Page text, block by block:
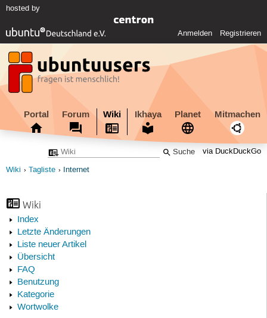
hosted by
Anmelden Registrieren
Portal Forum Wiki Ikhaya Planet Mitmachen
via DuckDuckGo
Wiki Tagliste Internet
Wiki
Index
Letzte Änderungen
Liste neuer Artikel
Übersicht
FAQ
Benutzung
Kategorie
Wortwolke